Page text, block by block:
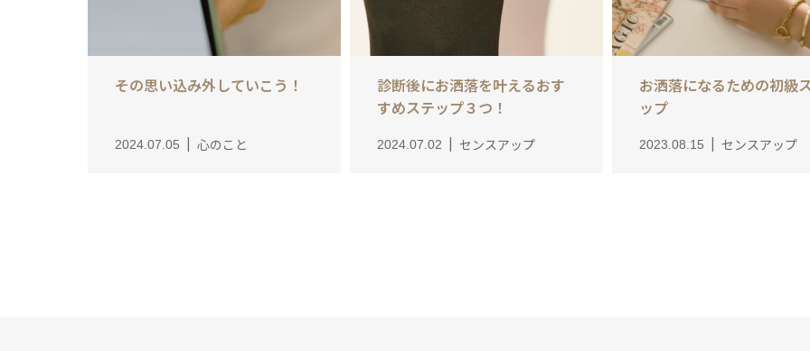
その思い込み外していこう！
2024.07.05 心のこと
診断後にお洒落を叶えるおす
すめステップ３つ！
2024.07.02 センスアップ
お洒落になるための初級
ップ
2023.08.15 センスアップ